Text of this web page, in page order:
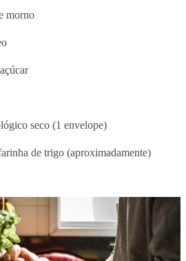
morno
seco (1 envelope)
de trigo (aproximadamente)